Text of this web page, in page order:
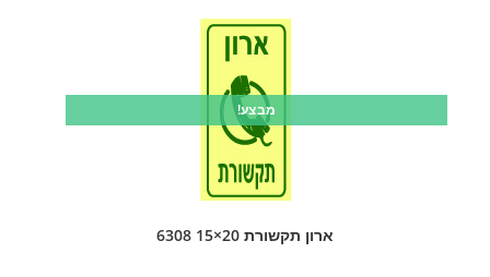
מבצע!
ארון תקשורת 20×15 6308